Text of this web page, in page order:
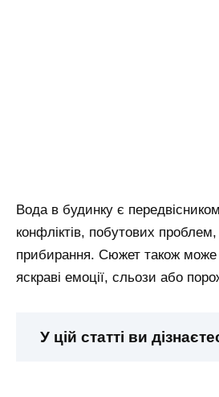
Вода в будинку є
конфліктів, побутових
прибирання. Сюжет також може
яскраві емоції, сльози або
У цій статті ви